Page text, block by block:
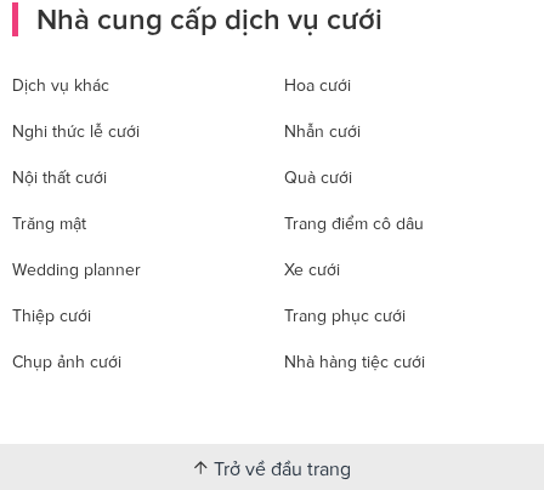
Nhà cung cấp dịch vụ cưới
Dịch vụ khác Hoa cưới
Nghi thức lễ cưới Nhẫn cưới
Nội thất cưới Quà cưới
Trăng mật Trang điểm cô dâu
Wedding planner Xe cưới
Thiệp cưới Trang phục cưới
Chụp ảnh cưới Nhà hàng tiệc cưới
Trở về đầu trang